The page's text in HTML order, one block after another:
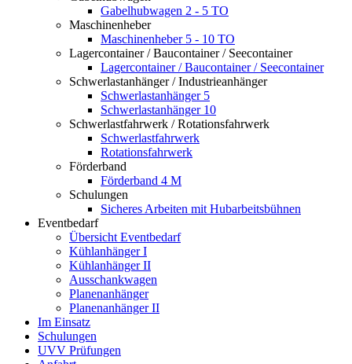
Gabelhubwagen 2 - 5 TO
Maschinenheber
Maschinenheber 5 - 10 TO
Lagercontainer / Baucontainer / Seecontainer
Lagercontainer / Baucontainer / Seecontainer
Schwerlastanhänger / Industrieanhänger
Schwerlastanhänger 5
Schwerlastanhänger 10
Schwerlastfahrwerk / Rotationsfahrwerk
Schwerlastfahrwerk
Rotationsfahrwerk
Förderband
Förderband 4 M
Schulungen
Sicheres Arbeiten mit Hubarbeitsbühnen
Eventbedarf
Übersicht Eventbedarf
Kühlanhänger I
Kühlanhänger II
Ausschankwagen
Planenanhänger
Planenanhänger II
Im Einsatz
Schulungen
UVV Prüfungen